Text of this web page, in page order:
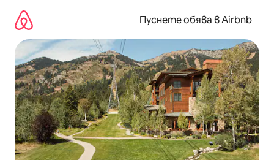
съдържанието
Пуснете обява в Airbnb